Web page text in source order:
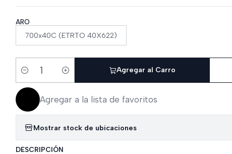
ARO
700x40C (ETRTO 40X622)
Cantidad
Agregar al Carro
Agregar a la lista de favoritos
Mostrar stock de ubicaciones
DESCRIPCIÓN